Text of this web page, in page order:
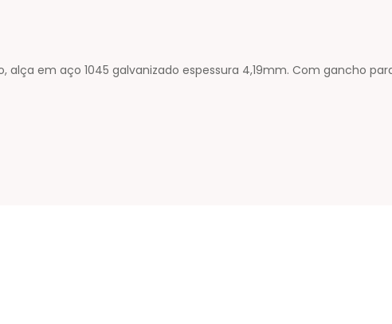
alça em aço 1045 galvanizado espessura 4,19mm. Com gancho